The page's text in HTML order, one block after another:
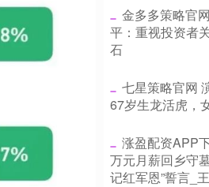
金多多策略官
平：重视投资者
石
七星策略官网
67岁生龙活虎，
涨盈配资APP
万元月薪回乡守
记红军恩”誓言_